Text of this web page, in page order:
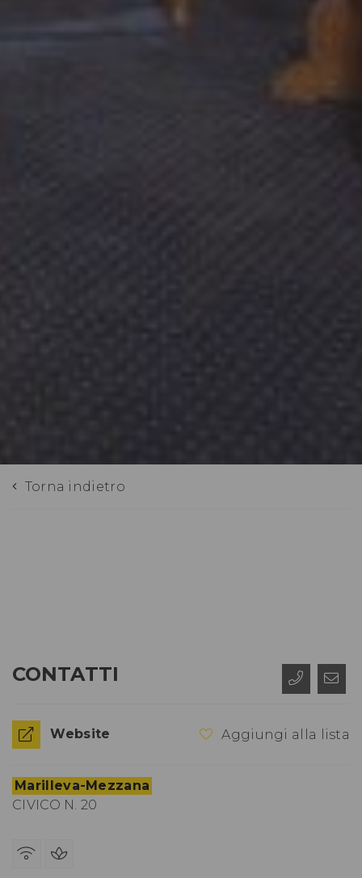
Torna indietro
CONTATTI
Website Aggiungi alla lista
Marilleva-Mezzana
CIVICO N. 20